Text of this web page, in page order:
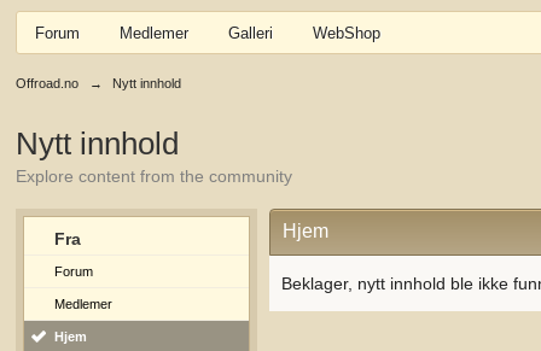
Forum Medlemer Galleri WebShop
Offroad.no → Nytt innhold
Nytt innhold
Explore content from the community
Fra
Forum
Medlemer
Hjem
Hjem
Beklager, nytt innhold ble ikke